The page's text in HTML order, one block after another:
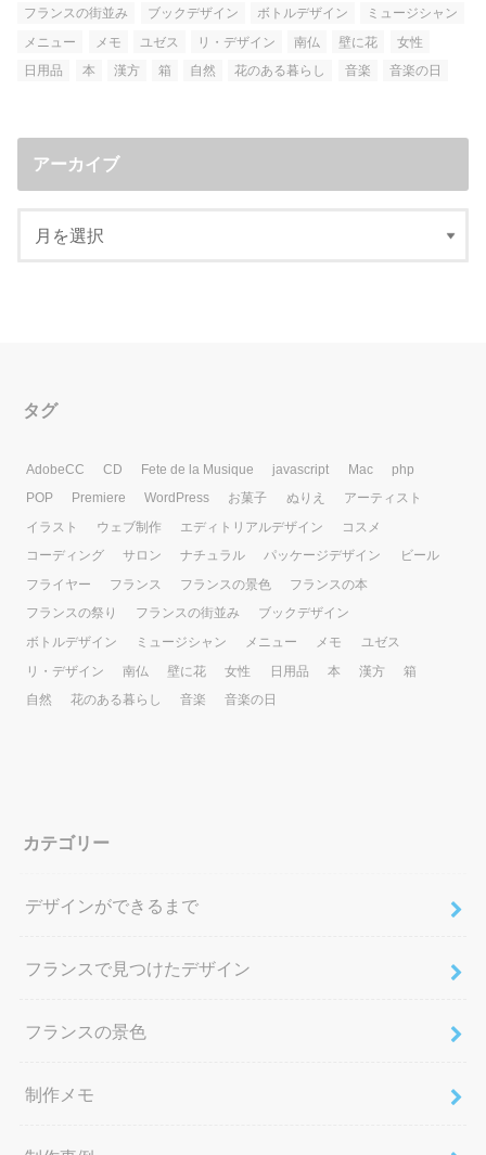
フランスの街並み
ブックデザイン ボトルデザイン
ミュージシャン
メニュー
メモ ユゼス リ・デザイン 南仏 壁に花
女性
日用品
本 漢方 箱 自然 花のある暮らし 音楽 音楽の日
アーカイブ
タグ
AdobeCC CD Fete de la Musique javascript Mac
php
POP
Premiere WordPress お菓子 ぬりえ
アーティスト
イラスト
ウェブ制作 エディトリアルデザイン
コスメ
コーディング
サロン ナチュラル パッケージデザイン
ビール
フライヤー
フランス フランスの景色
フランスの本
フランスの祭り
フランスの街並み
ブックデザイン
ボトルデザイン
ミュージシャン メニュー メモ
ユゼス
リ・デザイン
南仏 壁に花 女性 日用品 本 漢方
箱
自然
花のある暮らし 音楽 音楽の日
カテゴリー
デザインができるまで
フランスで見つけたデザイン
フランスの景色
制作メモ